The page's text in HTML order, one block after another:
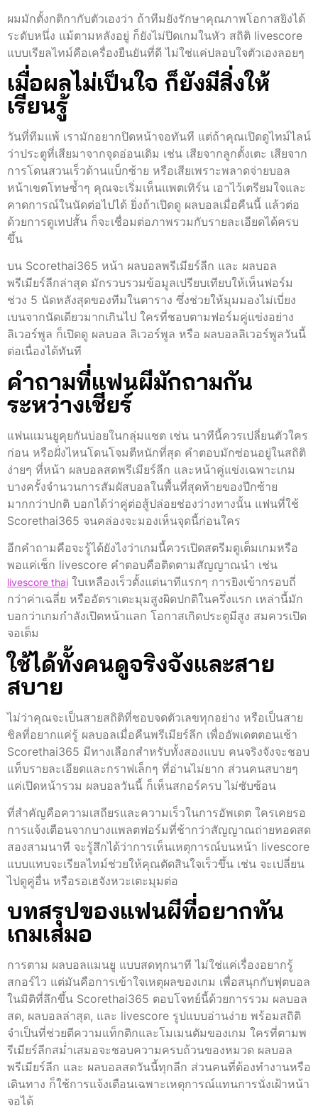
ผมมักตั้งกติกากับตัวเองว่า ถ้าทีมยังรักษาคุณภาพโอกาสยิงได้
ระดับหนึ่ง แม้ตามหลังอยู่ ก็ยังไม่ปิดเกมในหัว สถิติ livescore
แบบเรียลไทม์คือเครื่องยืนยันที่ดี ไม่ใช่แค่ปลอบใจตัวเองลอยๆ
เมื่อผลไม่เป็นใจ ก็ยังมีสิ่งให้
เรียนรู้
วันที่ทีมแพ้ เรามักอยากปิดหน้าจอทันที แต่ถ้าคุณเปิดดูไทม์ไลน์
ว่าประตูที่เสียมาจากจุดอ่อนเดิม เช่น เสียจากลูกตั้งเตะ เสียจาก
การโดนสวนเร็วด้านแบ็กซ้าย หรือเสียเพราะพลาดจ่ายบอล
หน้าเขตโทษซ้ำๆ คุณจะเริ่มเห็นแพตเทิร์น เอาไว้เตรียมใจและ
คาดการณ์ในนัดต่อไปได้ ยิ่งถ้าเปิดดู ผลบอลเมื่อคืนนี้ แล้วต่อ
ด้วยการดูเทปสั้น ก็จะเชื่อมต่อภาพรวมกับรายละเอียดได้ครบ
ขึ้น
บน Scorethai365 หน้า ผลบอลพรีเมียร์ลีก และ ผลบอล
พรีเมียร์ลีกล่าสุด มักรวบรวมข้อมูลเปรียบเทียบให้เห็นฟอร์ม
ช่วง 5 นัดหลังสุดของทีมในตาราง ซึ่งช่วยให้มุมมองไม่เบี่ยง
เบนจากนัดเดียวมากเกินไป ใครที่ชอบตามฟอร์มคู่แข่งอย่าง
ลิเวอร์พูล ก็เปิดดู ผลบอล ลิเวอร์พูล หรือ ผลบอลลิเวอร์พูลวันนี้
ต่อเนื่องได้ทันที
คำถามที่แฟนผีมักถามกัน
ระหว่างเชียร์
แฟนแมนยูคุยกันบ่อยในกลุ่มแชต เช่น นาทีนี้ควรเปลี่ยนตัวใคร
ก่อน หรือฝั่งไหนโดนโจมตีหนักที่สุด คำตอบมักซ่อนอยู่ในสถิติ
ง่ายๆ ที่หน้า ผลบอลสดพรีเมียร์ลีก และหน้าคู่แข่งเฉพาะเกม
บางครั้งจำนวนการสัมผัสบอลในพื้นที่สุดท้ายของปีกซ้าย
มากกว่าปกติ บอกได้ว่าคู่ต่อสู้ปล่อยช่องว่างทางนั้น แฟนที่ใช้
Scorethai365 จนคล่องจะมองเห็นจุดนี้ก่อนใคร
อีกคำถามคือจะรู้ได้ยังไงว่าเกมนี้ควรเปิดสตรีมดูเต็มเกมหรือ
พอแค่เช็ก livescore คำตอบคือติดตามสัญญาณนำ เช่น
livescore thai ใบเหลืองเร็วตั้งแต่นาทีแรกๆ การยิงเข้ากรอบถี่
กว่าค่าเฉลี่ย หรืออัตราเตะมุมสูงผิดปกติในครึ่งแรก เหล่านี้มัก
บอกว่าเกมกำลังเปิดหน้าแลก โอกาสเกิดประตูมีสูง สมควรเปิด
จอเต็ม
ใช้ได้ทั้งคนดูจริงจังและสาย
สบาย
ไม่ว่าคุณจะเป็นสายสถิติที่ชอบจดตัวเลขทุกอย่าง หรือเป็นสาย
ชิลที่อยากแค่รู้ ผลบอลเมื่อคืนพรีเมียร์ลีก เพื่ออัพเดตตอนเช้า
Scorethai365 มีทางเลือกสำหรับทั้งสองแบบ คนจริงจังจะชอบ
แท็บรายละเอียดและกราฟเล็กๆ ที่อ่านไม่ยาก ส่วนคนสบายๆ
แค่เปิดหน้ารวม ผลบอลวันนี้ ก็เห็นสกอร์ครบ ไม่ซับซ้อน
ที่สำคัญคือความเสถียรและความเร็วในการอัพเดต ใครเคยรอ
การแจ้งเตือนจากบางแพลตฟอร์มที่ช้ากว่าสัญญาณถ่ายทอดสด
สองสามนาที จะรู้สึกได้ว่าการเห็นเหตุการณ์บนหน้า livescore
แบบแทบจะเรียลไทม์ช่วยให้คุณตัดสินใจเร็วขึ้น เช่น จะเปลี่ยน
ไปดูคู่อื่น หรือรอเฮจังหวะเตะมุมต่อ
บทสรุปของแฟนผีที่อยากทัน
เกมเสมอ
การตาม ผลบอลแมนยู แบบสดทุกนาที ไม่ใช่แค่เรื่องอยากรู้
สกอร์ไว แต่มันคือการเข้าใจเหตุผลของเกม เพื่อสนุกกับฟุตบอล
ในมิติที่ลึกขึ้น Scorethai365 ตอบโจทย์นี้ด้วยการรวม ผลบอล
สด, ผลบอลล่าสุด, และ livescore รูปแบบอ่านง่าย พร้อมสถิติ
จำเป็นที่ช่วยตีความแท็กติกและโมเมนตัมของเกม ใครที่ตามพ
รีเมียร์ลีกสม่ำเสมอจะชอบความครบถ้วนของหมวด ผลบอล
พรีเมียร์ลีก และ ผลบอลสดวันนี้ทุกลีก ส่วนคนที่ต้องทำงานหรือ
เดินทาง ก็ใช้การแจ้งเตือนเฉพาะเหตุการณ์แทนการนั่งเฝ้าหน้า
จอได้